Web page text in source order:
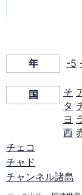
ピ
ラ
ミ
ド
2005
年 -5
国 そ
タ
ヨ
西
チェコ
チャド
チャンネル諸島